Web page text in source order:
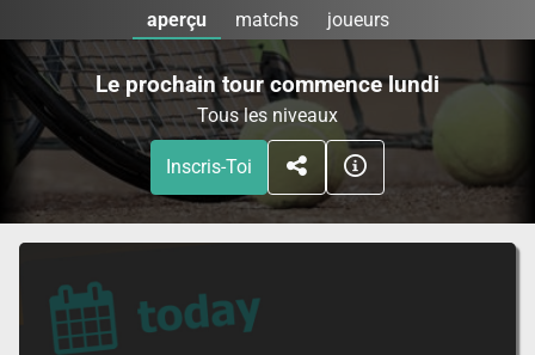
aperçu matchs joueurs
Le prochain tour commence lundi
Tous les niveaux
Inscris-Toi